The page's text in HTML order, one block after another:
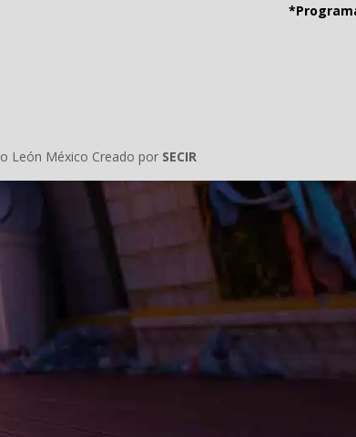
León México Creado por SECIR